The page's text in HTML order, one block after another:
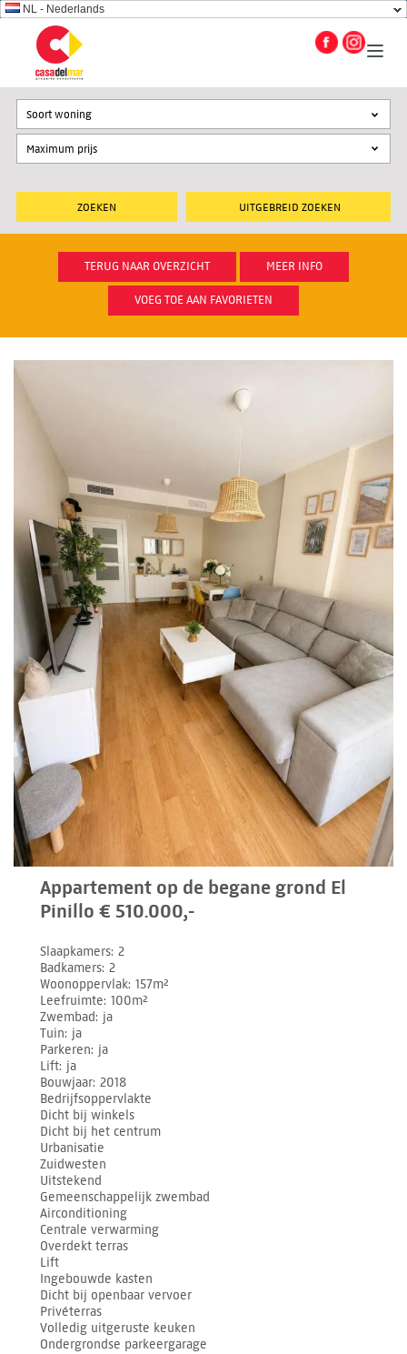
NL - Nederlands
UITGEBREID ZOEKEN
Soort woning
TERUG NAAR OVERZICHT MEER INFO
VOEG TOE AAN FAVORIETEN
Appartement op de begane grond El
Pinillo € 510.000,-
Slaapkamers 2
Badkamers 2
Woonoppervlak 157m²
Leefruimte 100m²
Zwembad ja
Tuin ja
Parkeren ja
Lift ja
Bouwjaar 2018
Bedrijfsoppervlakte
Dicht bij winkels
Dicht bij het centrum
Urbanisatie
Zuidwesten
Uitstekend
Gemeenschappelijk zwembad
Airconditioning
Centrale verwarming
Overdekt terras
Lift
Ingebouwde kasten
Dicht bij openbaar vervoer
Privéterras
Volledig uitgeruste keuken
Ondergrondse parkeergarage